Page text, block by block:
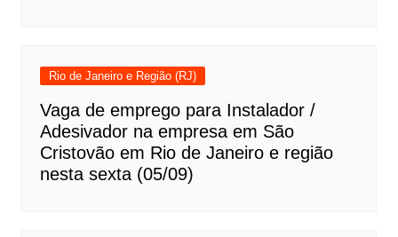
Rio de Janeiro e Região (RJ)
Vaga de emprego para Instalador /
Adesivador na empresa em São
Cristovão em Rio de Janeiro e região
nesta sexta (05/09)